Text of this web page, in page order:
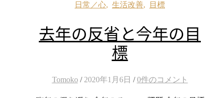
日常／心, 生活改善, 目標
去年の反省と今年の目
標
Tomoko / 2020年1月6日 / 0件のコメント